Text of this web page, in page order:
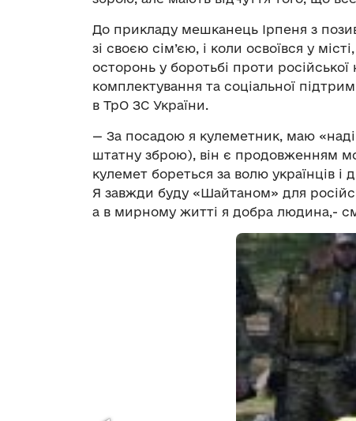
До прикладу мешканець Ірпеня з
зі своєю сім’єю, і коли освоївся у
осторонь у боротьбі проти
комплектування та соціальної
в ТрО ЗС України.
— За посадою я кулеметник, маю
штатну зброю), він є продовженням
кулемет бореться за волю українців і
Я завжди буду «Шайтаном» для
а в мирному житті я добра людина,-